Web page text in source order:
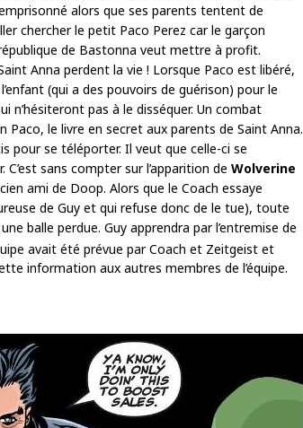
alors que ses parents tentent de
chercher le petit Paco Perez car le garçon
de Bastonna veut mettre à profit.
Anna perdent la vie ! Lorsque Paco est libéré,
(qui a des pouvoirs de guérison) pour le
n’hésiteront pas à le disséquer. Un combat
Paco, le livre en secret aux parents de Saint Anna.
pour se téléporter. Il veut que celle-ci se
sans compter sur l’apparition de Wolverine
ami de Doop. Alors que le Coach essaye
de Guy et qui refuse donc de le tue), toute
balle perdue. Guy apprendra par l’entremise de
avait été prévue par Coach et Zeitgeist et
information aux autres membres de l’équipe.